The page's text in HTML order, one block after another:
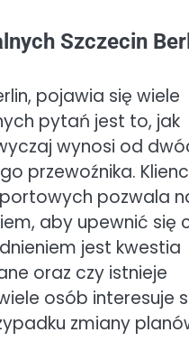
Szczecin
pojawia się wiele
pytań jest to, jak
wynosi od
przewoźnika.
pozwala
aby upewnić się
jest kwestia
oraz czy istnieje
osób interesuje
zmiany